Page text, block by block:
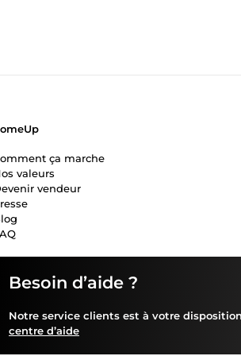
Besoin d’aide ?
Notre service clients est à votre
centre d’aide
ça marche
valeurs
vendeur